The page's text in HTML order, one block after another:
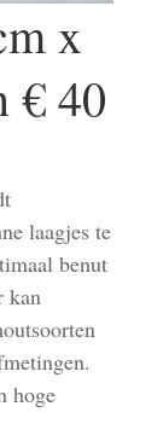
x
€ 40
laagjes te
benut
kan
hoge